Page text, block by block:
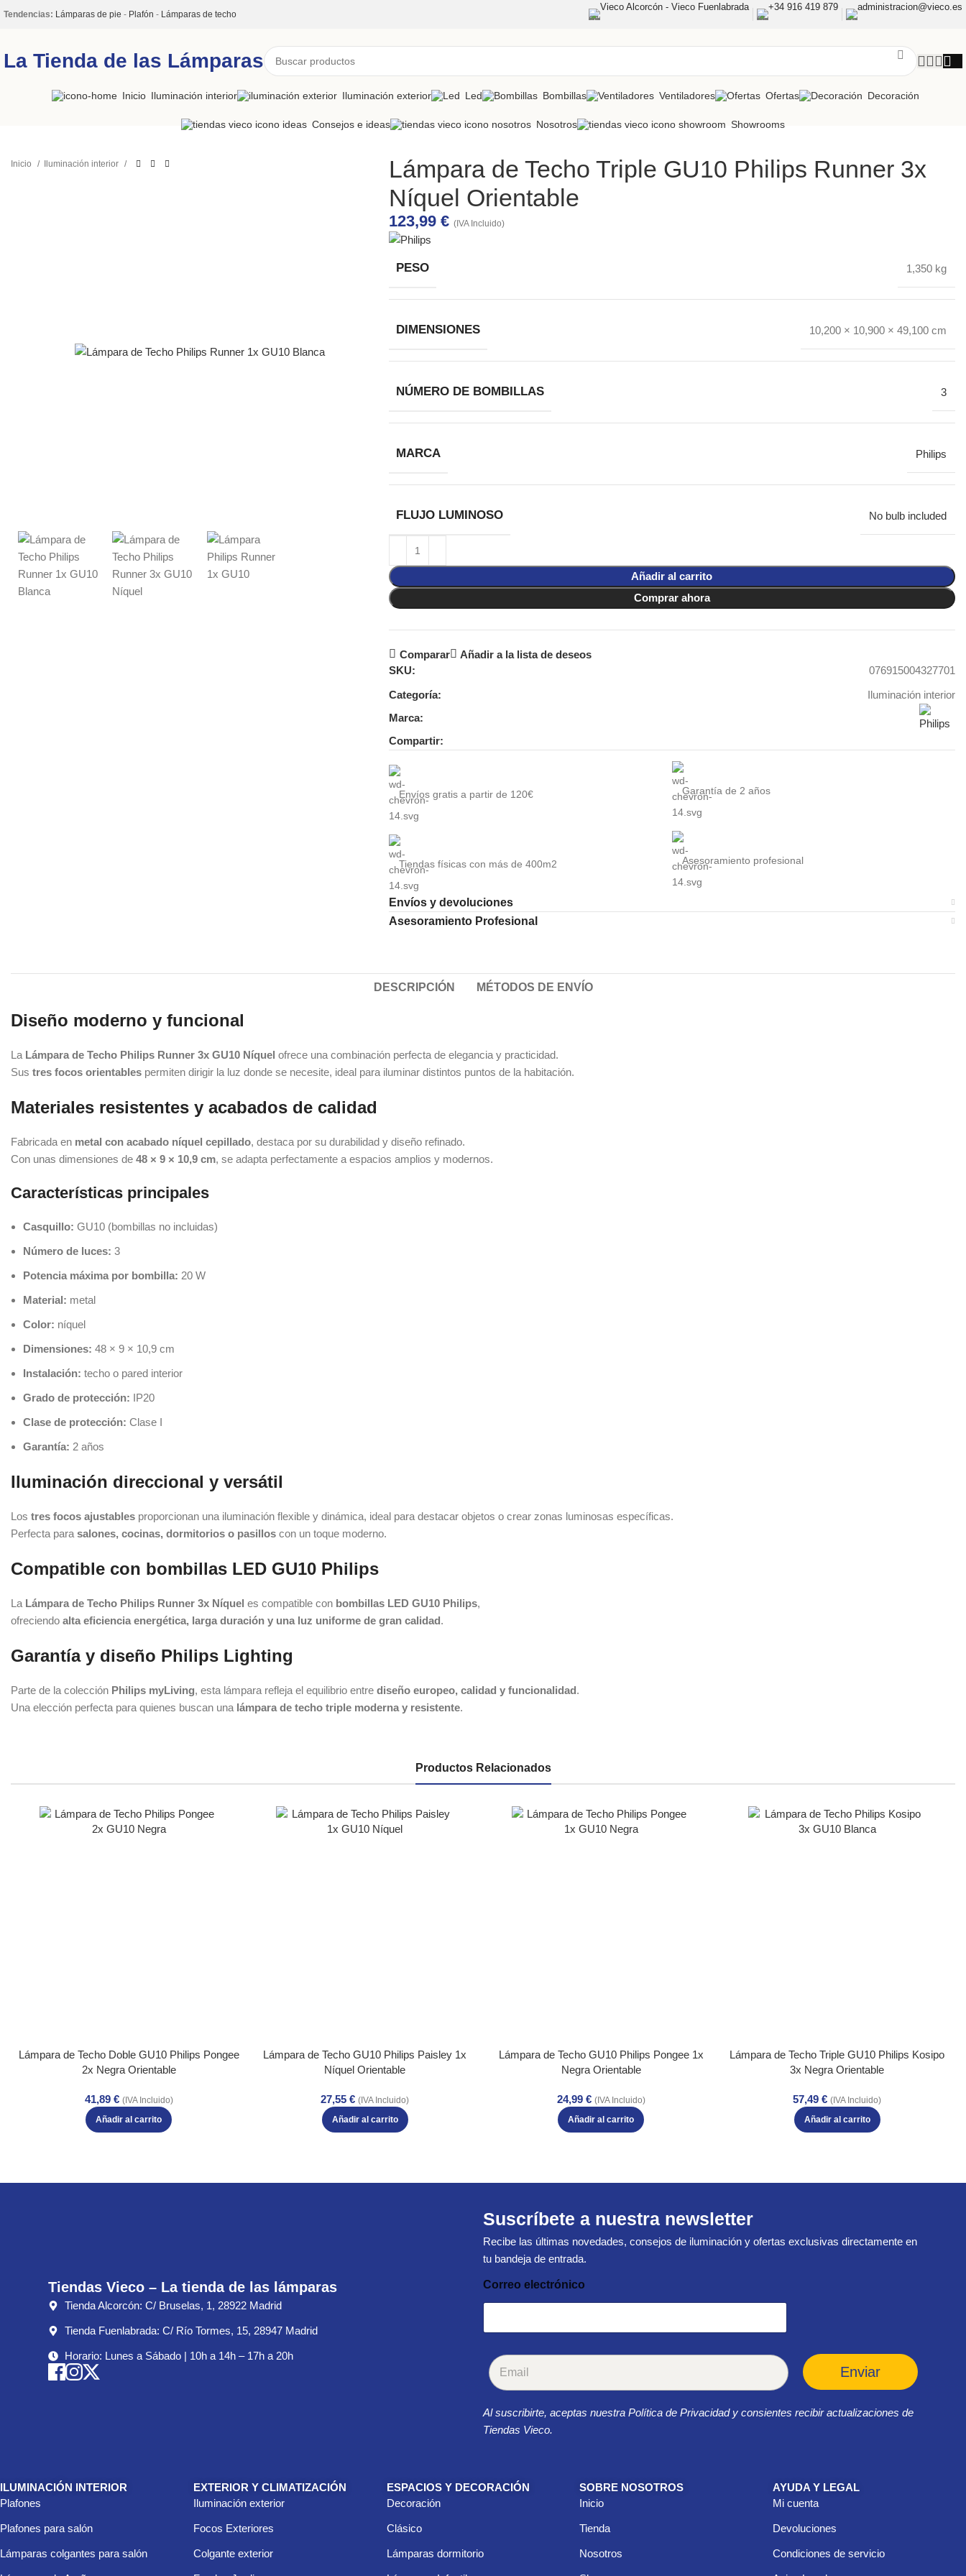
Tendencias: Lámparas de pie - Plafón - Lámparas de techo
Vieco Alcorcón - Vieco Fuenlabrada +34 916 419 879 administracion@vieco.es
La Tienda de las Lámparas
Inicio Iluminación interior Iluminación exterior Led Bombillas Ventiladores Ofertas Decoración
Consejos e ideas Nosotros Showrooms
Inicio Iluminación interior
Lámpara de Techo Triple GU10 Philips Runner 3x
Níquel Orientable
123,99 € (IVA Incluido)
PESO 1,350 kg
DIMENSIONES 10,200 × 10,900 × 49,100 cm
NÚMERO DE BOMBILLAS 3
MARCA Philips
FLUJO LUMINOSO No bulb included
Añadir al carrito
Comprar ahora
Comparar
Añadir a la lista de deseos
SKU:
076915004327701
Categoría:
Iluminación interior
Marca:
Compartir:
Envíos gratis a partir de 120€
Tiendas físicas con más de 400m2
Garantía de 2 años
Asesoramiento profesional
Envíos y devoluciones
Asesoramiento Profesional
DESCRIPCIÓN MÉTODOS DE ENVÍO
Diseño moderno y funcional
La Lámpara de Techo Philips Runner 3x GU10 Níquel ofrece una combinación perfecta de elegancia y practicidad.
Sus tres focos orientables permiten dirigir la luz donde se necesite, ideal para iluminar distintos puntos de la habitación.
Materiales resistentes y acabados de calidad
Fabricada en metal con acabado níquel cepillado, destaca por su durabilidad y diseño refinado.
Con unas dimensiones de 48 × 9 × 10,9 cm, se adapta perfectamente a espacios amplios y modernos.
Características principales
Casquillo: GU10 (bombillas no incluidas)
Número de luces: 3
Potencia máxima por bombilla: 20 W
Material: metal
Color: níquel
Dimensiones: 48 × 9 × 10,9 cm
Instalación: techo o pared interior
Grado de protección: IP20
Clase de protección: Clase I
Garantía: 2 años
Iluminación direccional y versátil
Los tres focos ajustables proporcionan una iluminación flexible y dinámica, ideal para destacar objetos o crear zonas luminosas específicas.
Perfecta para salones, cocinas, dormitorios o pasillos con un toque moderno.
Compatible con bombillas LED GU10 Philips
La Lámpara de Techo Philips Runner 3x Níquel es compatible con bombillas LED GU10 Philips,
ofreciendo alta eficiencia energética, larga duración y una luz uniforme de gran calidad.
Garantía y diseño Philips Lighting
Parte de la colección Philips myLiving, esta lámpara refleja el equilibrio entre diseño europeo, calidad y funcionalidad.
Una elección perfecta para quienes buscan una lámpara de techo triple moderna y resistente.
Productos Relacionados
Lámpara de Techo Doble GU10 Philips Pongee
2x Negra Orientable
41,89 € (IVA Incluido)
Añadir al carrito
Lámpara de Techo GU10 Philips Paisley 1x
Níquel Orientable
27,55€ (IVA Incluido)
Añadir al carrito
Lámpara de Techo GU10 Philips Pongee 1x
Negra Orientable
24,99 € (IVA Incluido)
Añadir al carrito
Lámpara de Techo Triple GU10 Philips Kosipo
3x Negra Orientable
57,49€ (IVA Incluido)
Añadir al carrito
Tiendas Vieco – La tienda de las lámparas
Tienda Alcorcón: C/ Bruselas, 1, 28922 Madrid
Tienda Fuenlabrada: C/ Río Tormes, 15, 28947 Madrid
Horario: Lunes a Sábado | 10h a 14h – 17h a 20h
Suscríbete a nuestra newsletter
Recibe las últimas novedades, consejos de iluminación y ofertas exclusivas directamente en
tu bandeja de entrada.
Correo electrónico
C
o
e
o
c
Enviar
Al suscribirte, aceptas nuestra Política de Privacidad y consientes recibir actualizaciones de
Tiendas Vieco.
ILUMINACIÓN INTERIOR
Plafones
Plafones para salón
Lámparas colgantes para salón
EXTERIOR Y CLIMATIZACIÓN
Iluminación exterior
Focos Exteriores
Colgante exterior
ESPACIOS Y DECORACIÓN
Decoración
Clásico
Lámparas dormitorio
SOBRE NOSOTROS
Inicio
Tienda
Nosotros
AYUDA Y LEGAL
Mi cuenta
Devoluciones
Condiciones de servicio